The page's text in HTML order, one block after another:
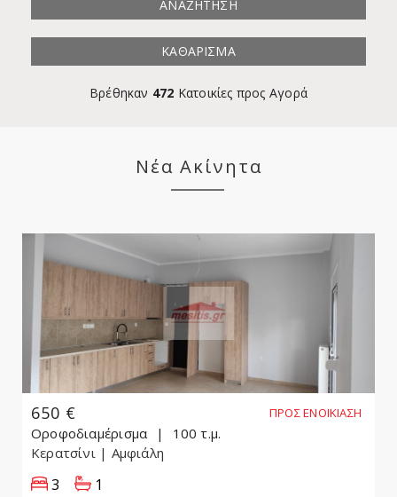
ΑΝΑΖΗΤΗΣΗ
ΚΑΘΑΡΙΣΜΑ
Βρέθηκαν 472 Κατοικίες προς Αγορά
Νέα Ακίνητα
650 € ΠΡΟΣ ΕΝΟΙΚΊΑΣΗ
Οροφοδιαμέρισμα
100 τ.μ.
Κερατσίνι | Αμφιάλη
3 1